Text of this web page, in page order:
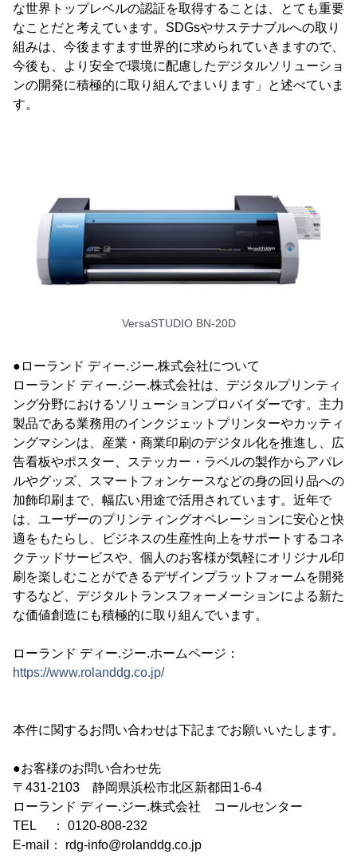
な世界トップレベルの認証を取得することは、とても重要
なことだと考えています。SDGsやサステナブルへの取り
組みは、今後ますます世界的に求められていきますので、
今後も、より安全で環境に配慮したデジタルソリューショ
ンの開発に積極的に取り組んでまいります」と述べていま
す。
VersaSTUDIO BN-20D
●ローランド ディー.ジー.株式会社について
ローランド ディー.ジー.株式会社は、デジタルプリンティ
ング分野におけるソリューションプロバイダーです。主力
製品である業務用のインクジェットプリンターやカッティ
ングマシンは、産業・商業印刷のデジタル化を推進し、広
告看板やポスター、ステッカー・ラベルの製作からアパレ
ルやグッズ、スマートフォンケースなどの身の回り品への
加飾印刷まで、幅広い用途で活用されています。近年で
は、ユーザーのプリンティングオペレーションに安心と快
適をもたらし、ビジネスの生産性向上をサポートするコネ
クテッドサービスや、個人のお客様が気軽にオリジナル印
刷を楽しむことができるデザインプラットフォームを開発
するなど、デジタルトランスフォーメーションによる新た
な価値創造にも積極的に取り組んでいます。
ローランド ディー.ジー.ホームページ：
https://www.rolanddg.co.jp/
本件に関するお問い合わせは下記までお願いいたします。
●お客様のお問い合わせ先
〒431-2103 静岡県浜松市北区新都田1-6-4
ローランド ディー.ジー.株式会社 コールセンター
TEL ： 0120-808-232
E-mail： rdg-info@rolanddg.co.jp